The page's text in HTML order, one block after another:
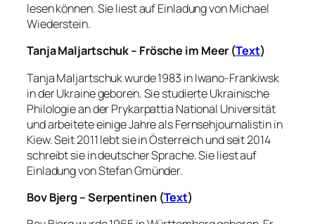
lesen können. Sie liest auf Einladung von Michael
Wiederstein.
Tanja Maljartschuk – Frösche im Meer (Text)
Tanja Maljartschuk wurde 1983 in Iwano-Frankiwsk
in der Ukraine geboren. Sie studierte Ukrainische
Philologie an der Prykarpattia National Universität
und arbeitete einige Jahre als Fernsehjournalistin in
Kiew. Seit 2011 lebt sie in Österreich und seit 2014
schreibt sie in deutscher Sprache. Sie liest auf
Einladung von Stefan Gmünder.
Bov Bjerg – Serpentinen (Text)